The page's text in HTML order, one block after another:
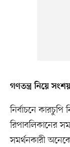
গণতন্ত্র নিয়ে
নির্বাচনে কারচুপি
রিপাবলিকানের
সমর্থনকারী